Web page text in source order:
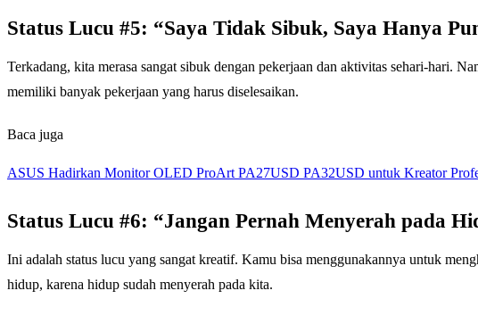
Status Lucu #5: “Saya Tidak Sibuk, Saya Hanya
Terkadang, kita merasa sangat sibuk dengan pekerjaan dan aktivitas sehari-hari.
memiliki banyak pekerjaan yang harus diselesaikan.
Baca juga
ASUS Hadirkan Monitor OLED ProArt PA27USD PA32USD untuk Kreator
Status Lucu #6: “Jangan Pernah Menyerah pada
Ini adalah status lucu yang sangat kreatif. Kamu bisa menggunakannya untuk
hidup, karena hidup sudah menyerah pada kita.